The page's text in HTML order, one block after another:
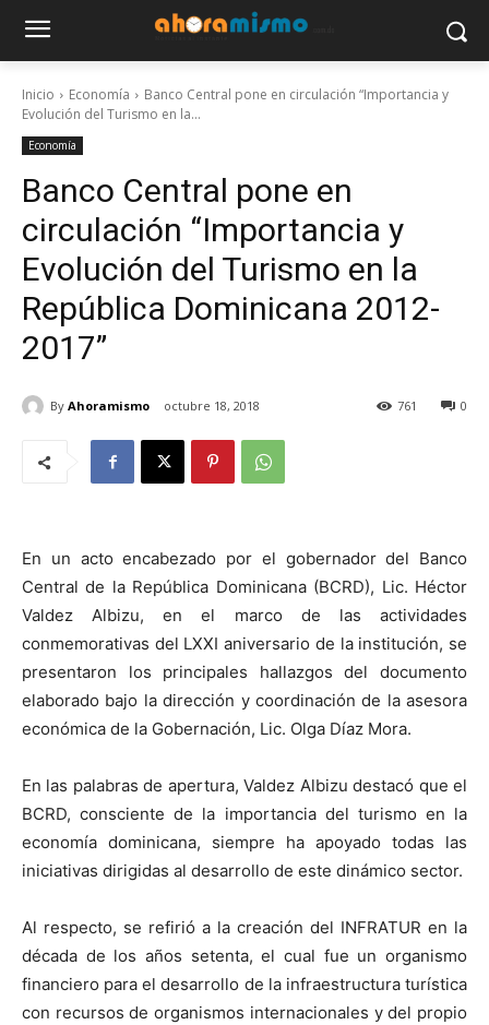
Inicio Economía
Banco Central pone en circulación “Importancia y
Evolución del Turismo en la...
Economía
Banco Central pone en
circulación “Importancia y
Evolución del Turismo en la
República Dominicana 2012-
2017”
By Ahoramismo octubre 18, 2018 0
761
En un acto encabezado por el gobernador del Banco
Central de la República Dominicana (BCRD), Lic. Héctor
Valdez Albizu, en el marco de las actividades
conmemorativas del LXXI aniversario de la institución, se
presentaron los principales hallazgos del documento
elaborado bajo la dirección y coordinación de la asesora
económica de la Gobernación, Lic. Olga Díaz Mora.
En las palabras de apertura, Valdez Albizu destacó que el
BCRD, consciente de la importancia del turismo en la
economía dominicana, siempre ha apoyado todas las
iniciativas dirigidas al desarrollo de este dinámico sector.
Al respecto, se refirió a la creación del INFRATUR en la
década de los años setenta, el cual fue un organismo
financiero para el desarrollo de la infraestructura turística
con recursos de organismos internacionales y del propio